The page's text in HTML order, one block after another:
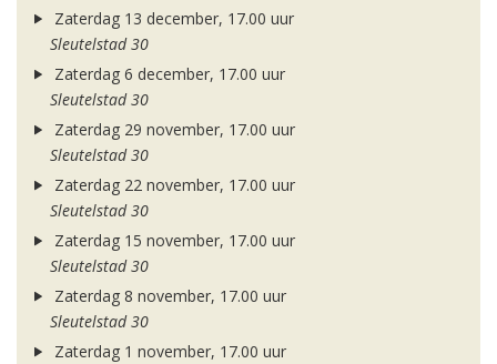
Zaterdag 13 december, 17.00 uur
Sleutelstad 30
Zaterdag 6 december, 17.00 uur
Sleutelstad 30
Zaterdag 29 november, 17.00 uur
Sleutelstad 30
Zaterdag 22 november, 17.00 uur
Sleutelstad 30
Zaterdag 15 november, 17.00 uur
Sleutelstad 30
Zaterdag 8 november, 17.00 uur
Sleutelstad 30
Zaterdag 1 november, 17.00 uur